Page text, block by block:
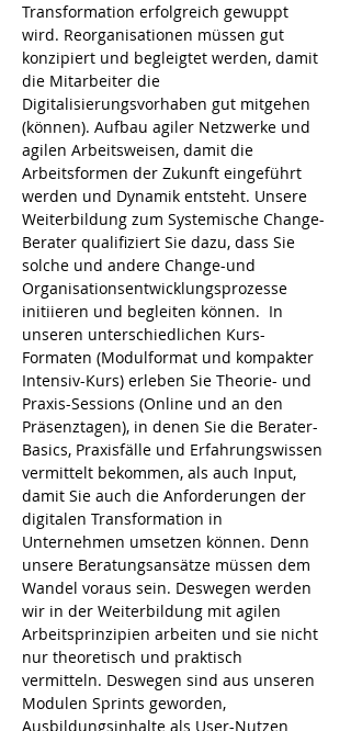
Transformation erfolgreich gewuppt
wird. Reorganisationen müssen gut
konzipiert und begleigtet werden, damit
die Mitarbeiter die
Digitalisierungsvorhaben gut mitgehen
(können). Aufbau agiler Netzwerke und
agilen Arbeitsweisen, damit die
Arbeitsformen der Zukunft eingeführt
werden und Dynamik entsteht. Unsere
Weiterbildung zum Systemische Change-
Berater qualifiziert Sie dazu, dass Sie
solche und andere Change-und
Organisationsentwicklungsprozesse
initiieren und begleiten können.  In
unseren unterschiedlichen Kurs-
Formaten (Modulformat und kompakter
Intensiv-Kurs) erleben Sie Theorie- und
Praxis-Sessions (Online und an den
Präsenztagen), in denen Sie die Berater-
Basics, Praxisfälle und Erfahrungswissen
vermittelt bekommen, als auch Input,
damit Sie auch die Anforderungen der
digitalen Transformation in
Unternehmen umsetzen können. Denn
unsere Beratungsansätze müssen dem
Wandel voraus sein. Deswegen werden
wir in der Weiterbildung mit agilen
Arbeitsprinzipien arbeiten und sie nicht
nur theoretisch und praktisch
vermitteln. Deswegen sind aus unseren
Modulen Sprints geworden,
Ausbildungsinhalte als User-Nutzen